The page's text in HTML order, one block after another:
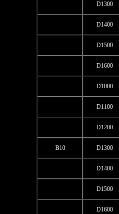
D1300
D1400
D1500
D1600
D1000
D1100
D1200
В10 D1300
D1400
D1500
D1600